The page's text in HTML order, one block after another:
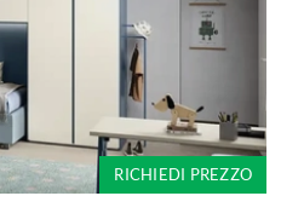
RICHIEDI PREZZO